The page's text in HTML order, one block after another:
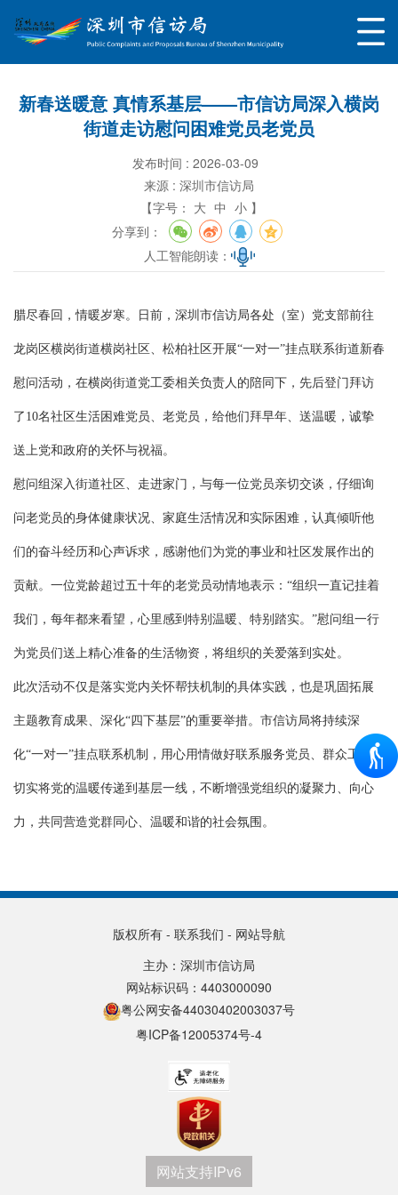
新春送暖意 真情系基层——市信访局深入横岗
街道走访慰问困难党员老党员
发布时间 : 2026-03-09
来源 : 深圳市信访局
【字号： 大 中 小 】
分享到：
人工智能朗读：
腊尽春回，情暖岁寒。日前，深圳市信访局各处（室）党支部前往
龙岗区横岗街道横岗社区、松柏社区开展“一对一”挂点联系街道新春
慰问活动，在横岗街道党工委相关负责人的陪同下，先后登门拜访
了10名社区生活困难党员、老党员，给他们拜早年、送温暖，诚挚
送上党和政府的关怀与祝福。
慰问组深入街道社区、走进家门，与每一位党员亲切交谈，仔细询
问老党员的身体健康状况、家庭生活情况和实际困难，认真倾听他
们的奋斗经历和心声诉求，感谢他们为党的事业和社区发展作出的
贡献。一位党龄超过五十年的老党员动情地表示：“组织一直记挂着
我们，每年都来看望，心里感到特别温暖、特别踏实。”慰问组一行
为党员们送上精心准备的生活物资，将组织的关爱落到实处。
此次活动不仅是落实党内关怀帮扶机制的具体实践，也是巩固拓展
主题教育成果、深化“四下基层”的重要举措。市信访局将持续深
化“一对一”挂点联系机制，用心用情做好联系服务党员、群众工作，
切实将党的温暖传递到基层一线，不断增强党组织的凝聚力、向心
力，共同营造党群同心、温暖和谐的社会氛围。
版权所有 - 联系我们 - 网站导航
主办：深圳市信访局
网站标识码：4403000090
粤公网安备44030402003037号
粤ICP备12005374号-4
网站支持IPv6